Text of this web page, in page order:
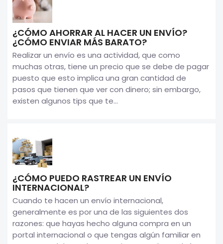
¿CÓMO AHORRAR AL HACER UN ENVÍO?
¿CÓMO ENVIAR MÁS BARATO?
Realizar un envío es una actividad, que como
muchas otras, tiene un precio que se debe de pagar
puesto que esto implica una gran cantidad de
pasos que tienen que ver con dinero; sin embargo,
existen algunos tips que te...
¿CÓMO PUEDO RASTREAR UN ENVÍO
INTERNACIONAL?
Cuando te hacen un envío internacional,
generalmente es por una de las siguientes dos
razones: que hayas hecho alguna compra en un
portal internacional o que tengas algún familiar en